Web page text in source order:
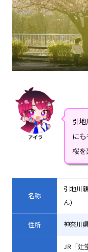
アイラ
引
に
桜を
名称
引地川
ん）
住所 神奈川
JR「辻